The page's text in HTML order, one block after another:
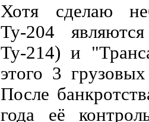
Хотя сделаю
Ту-204
Ту-214) и
этого 3
После
года её